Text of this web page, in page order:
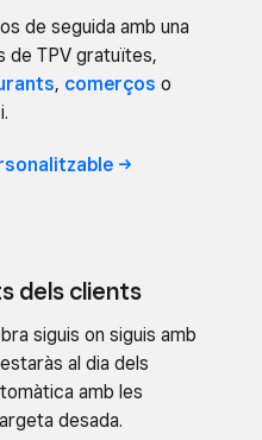
de seguida amb una
de TPV gratuïtes,
, comerços o
dels clients
siguis on siguis amb
al dia dels
amb les
desada.